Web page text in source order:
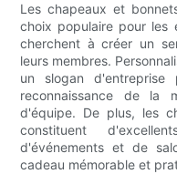
Les chapeaux et
choix populaire pour les
cherchent à créer un
leurs membres.
un slogan
reconnaissance de la
d'équipe. De plus, les
constituent
d'événements et de
cadeau mémorable et